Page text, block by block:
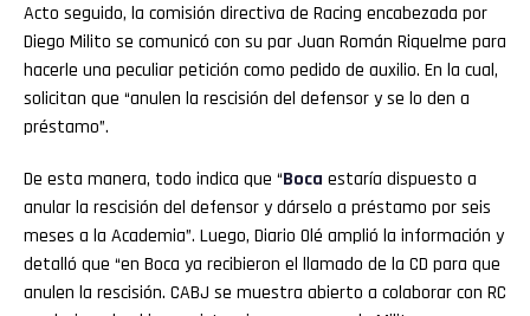
Acto seguido, la comisión directiva de Racing encabezada por
Diego Milito se comunicó con su par Juan Román Riquelme para
hacerle una peculiar petición como pedido de auxilio. En la cual,
solicitan que “anulen la rescisión del defensor y se lo den a
préstamo”.
De esta manera, todo indica que “Boca estaría dispuesto a
anular la rescisión del defensor y dárselo a préstamo por seis
meses a la Academia”. Luego, Diario Olé amplió la información y
detalló que “en Boca ya recibieron el llamado de la CD para que
anulen la rescisión. CABJ se muestra abierto a colaborar con RC